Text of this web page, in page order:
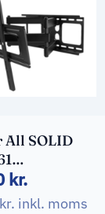
All SOLID
Fladt
84″
kr.
kr. inkl. moms